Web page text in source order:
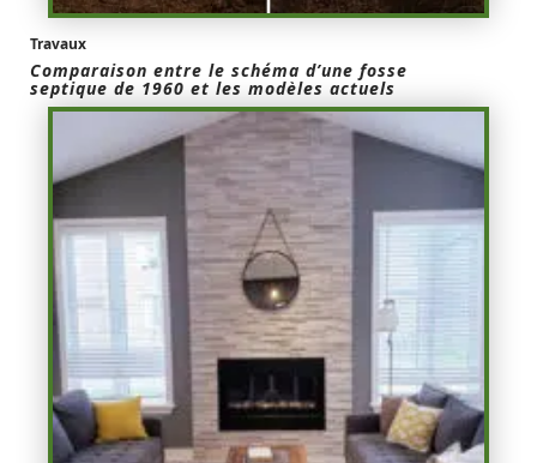
Travaux
Comparaison entre le schéma d’une fosse
septique de 1960 et les modèles actuels